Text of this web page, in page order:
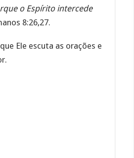
o Espírito intercede
8:26,27.
Ele escuta as orações e